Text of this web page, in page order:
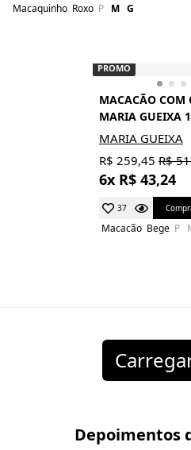
Macaquinho Roxo P M G
PROMO
MACACÃO COM
MARIA GUEIXA
MARIA GUEIXA
R$ 259,45 R$
6x R$ 43,24
37
Macacão Bege P
Depoimentos